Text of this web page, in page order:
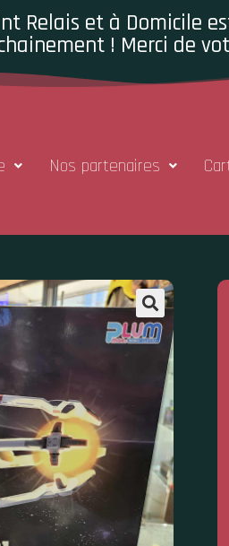
Relais et à Domicile
! Merci de
Nos partenaires